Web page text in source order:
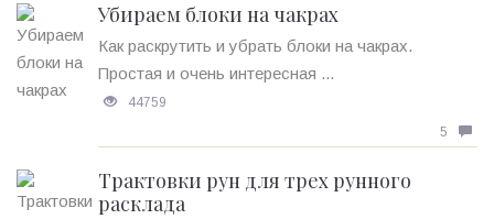
Убираем блоки на чакрах
Как раскрутить и убрать блоки на чакрах.
Простая и очень интересная ...
44759
5
Трактовки рун для трех рунного
расклада